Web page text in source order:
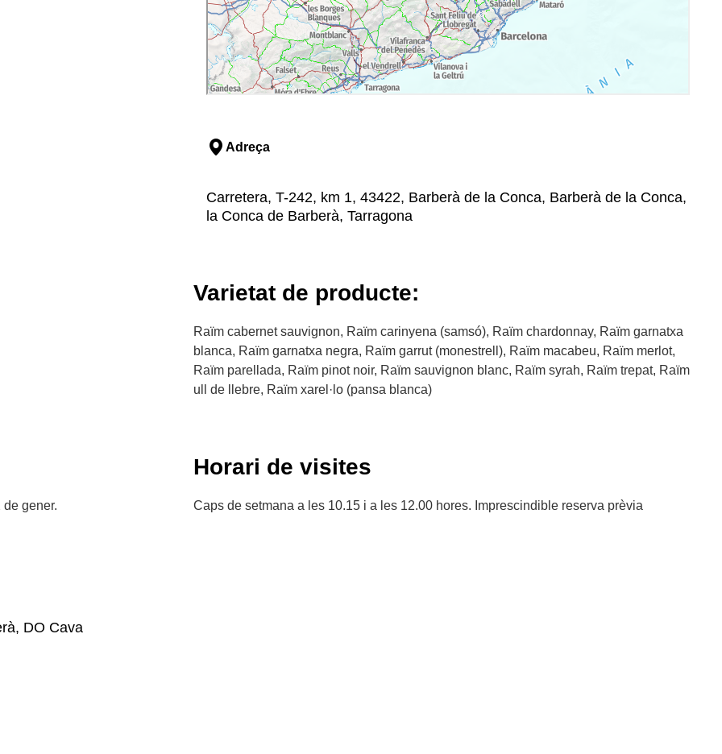
Adreça
Carretera, T-242, km 1, 43422, Barberà de la Conca, Barberà de la Conca,
la Conca de Barberà, Tarragona
Varietat de producte:
Raïm cabernet sauvignon, Raïm carinyena (samsó), Raïm chardonnay, Raïm garnatxa
blanca, Raïm garnatxa negra, Raïm garrut (monestrell), Raïm macabeu, Raïm merlot,
Raïm parellada, Raïm pinot noir, Raïm sauvignon blanc, Raïm syrah, Raïm trepat, Raïm
ull de llebre, Raïm xarel·lo (pansa blanca)
gener.
Horari de visites
Caps de setmana a les 10.15 i a les 12.00 hores. Imprescindible reserva prèvia
DO Cava